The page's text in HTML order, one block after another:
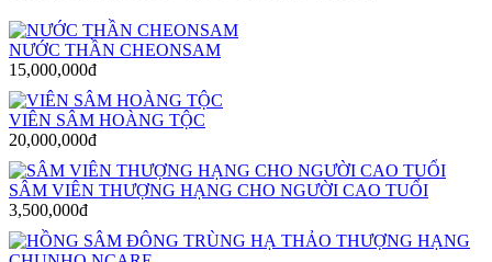
NƯỚC THẦN CHEONSAM
15,000,000đ
VIÊN SÂM HOÀNG TỘC
20,000,000đ
SÂM VIÊN THƯỢNG HẠNG CHO NGƯỜI CAO TUỔI
3,500,000đ